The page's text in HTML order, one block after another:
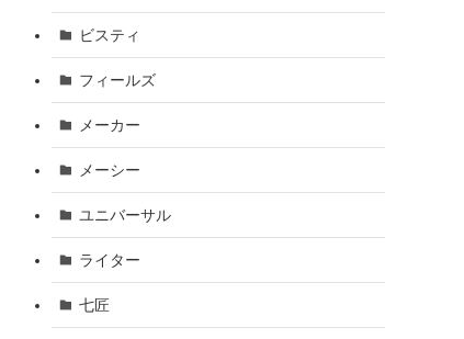
ビスティ
フィールズ
メーカー
メーシー
ユニバーサル
ライター
七匠